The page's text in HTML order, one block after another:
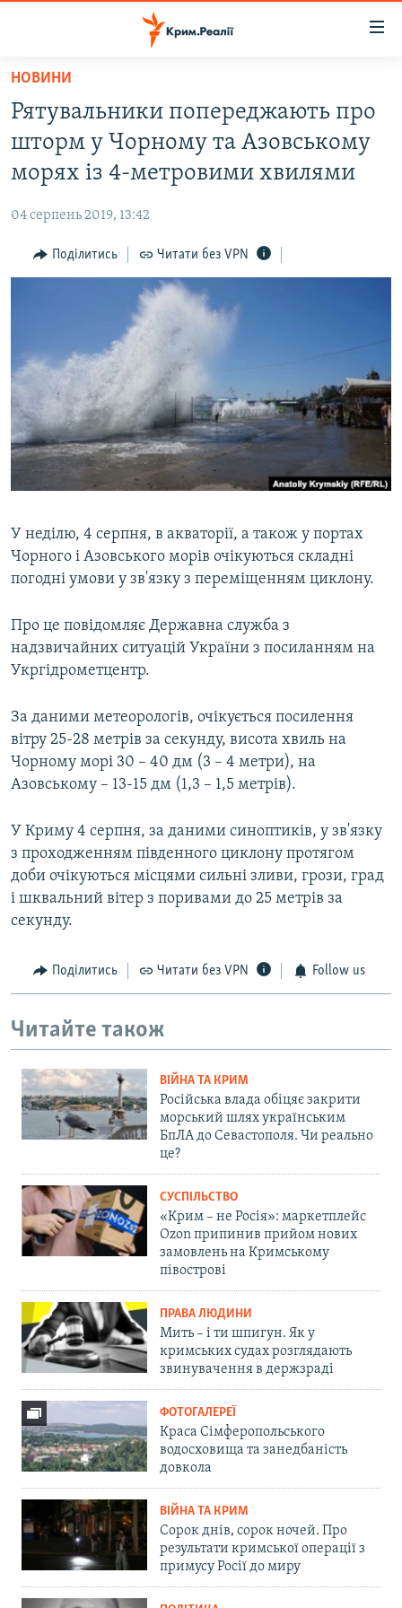
Перейти
основного
матеріалу
Перейти
до
основної
навігації
Перейти
до
ВОДА.КРИМ
ВІДЕО ТА ФОТО
БЛОГИ
ПОГЛЯД
СПЕЦПРОЕКТИ
ДЕПОРТАЦІЯ
ВІДЕОУРОКИ «ELIFBE»
СВІДЧЕННЯ ОКУПАЦІЇ
УКРАЇНСЬКА ПРОБЛЕМА КРИМУ
ЯК ОБІЙТИ БЛОКУВАННЯ
Русский
Qırımtatar
НОВИНИ
Рятувальники попереджають про
шторм у Чорному та Азовському
морях із 4-метровими хвилями
04 серпень 2019, 13:42
Поділитись Читати без VPN
У неділю, 4 серпня, в акваторії, а також у портах
Чорного і Азовського морів очікуються складні
погодні умови у зв'язку з переміщенням циклону.
Про це повідомляє Державна служба з
надзвичайних ситуацій України з посиланням на
Укргідрометцентр.
За даними метеорологів, очікується посилення
вітру 25-28 метрів за секунду, висота хвиль на
Чорному морі 30 – 40 дм (3 – 4 метри), на
Азовському – 13-15 дм (1,3 – 1,5 метрів).
У Криму 4 серпня, за даними синоптиків, у зв'язку
з проходженням південного циклону протягом
доби очікуються місцями сильні зливи, грози, град
і шквальний вітер з поривами до 25 метрів за
секунду.
Поділитись Читати без VPN Follow us
Читайте також
ВІЙНА ТА КРИМ
Російська влада обіцяє закрити
морський шлях українським
БпЛА до Севастополя. Чи реально
це?
СУСПІЛЬСТВО
«Крим – не Росія»: маркетплейс
Ozon припинив прийом нових
замовлень на Кримському
півострові
ПРАВА ЛЮДИНИ
Мить – і ти шпигун. Як у
кримських судах розглядають
звинувачення в держзраді
ФОТОГАЛЕРЕЇ
Краса Сімферопольського
водосховища та занедбаність
довкола
ВІЙНА ТА КРИМ
Сорок днів, сорок ночей. Про
результати кримської операції з
примусу Росії до миру